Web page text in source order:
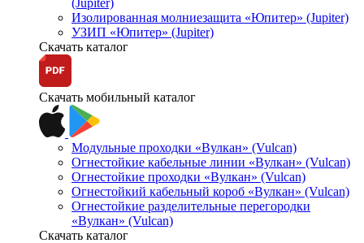
Изолированная молниезащита «Юпитер» (Jupiter)
УЗИП «Юпитер» (Jupiter)
Скачать каталог
Скачать мобильный каталог
Модульные проходки «Вулкан» (Vulcan)
Огнестойкие кабельные линии «Вулкан» (Vulcan)
Огнестойкие проходки «Вулкан» (Vulcan)
Огнестойкий кабельный короб «Вулкан» (Vulcan)
Огнестойкие разделительные перегородки
«Вулкан» (Vulcan)
Скачать каталог